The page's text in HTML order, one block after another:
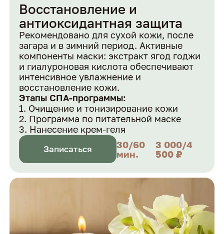
Восстановление и
антиоксидантная защита
Рекомендовано для сухой кожи, после
загара и в зимний период. Активные
компоненты маски: экстракт ягод годжи
и гиалуроновая кислота обеспечивают
интенсивное увлажнение и
восстановление кожи.
Этапы СПА-программы:
Очищение и тонизирование кожи
Программа по питательной маске
Нанесение крем-геля
Записаться
30/60
мин.
3 000/4
500 ₽